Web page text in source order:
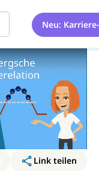
Neu:
Link teilen